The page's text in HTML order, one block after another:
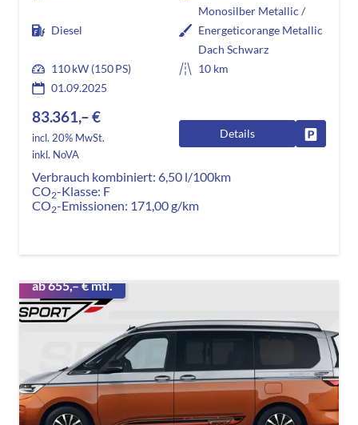
Diesel
Monosilber Metallic /
Energeticorange Metallic
Dach Schwarz
110 kW (150 PS)
10 km
01.09.2025
83.361,– €
incl. 20% MwSt.
inkl. NoVA
Details
Verbrauch kombiniert: 6,50 l/100km
CO2-Klasse: F
CO2-Emissionen: 171,00 g/km
ab 655,– € mtl.